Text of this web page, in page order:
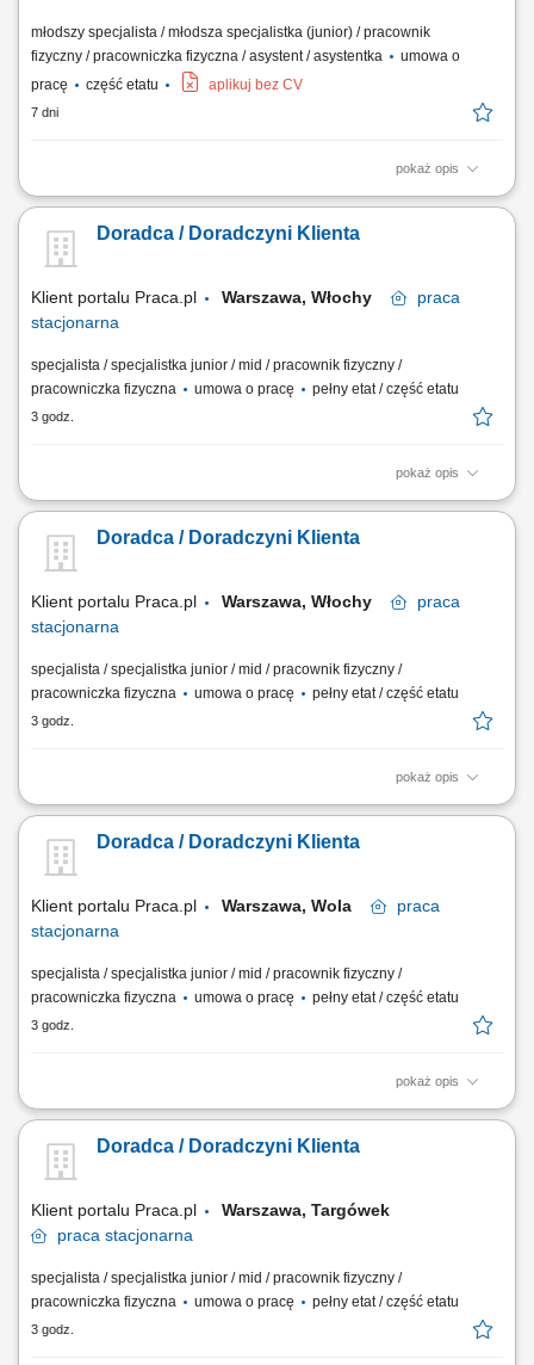
młodszy specjalista / młodsza specjalistka (junior) / pracownik
fizyczny / pracowniczka fizyczna / asystent / asystentka
umowa o
pracę
część etatu aplikuj bez CV
7 dni
pokaż opis
Opis stanowiska Obsługa klientów zgodnie z obowiązującymi
transakcji sprzedażowych przy użyciu kasy fiskalnej oraz obsługa
zwrotów i reklamacji. Pomoc klientom podczas korzystania z kas
Doradca / Doradczyni Klienta
Klient portalu Praca.pl Warszawa, Włochy
praca
stacjonarna
specjalista / specjalistka junior / mid / pracownik fizyczny /
pracowniczka fizyczna
umowa o pracę pełny etat / część etatu
3 godz.
pokaż opis
Dbanie o prawidłowe wyeksponowanie asortymentu, estetykę strefy
oznaczeń cenowych, prowadzenie przecen oraz kontrola terminowości i
jakości produktów. Pomoc klientom w odnajdywaniu poszukiwanych
Doradca / Doradczyni Klienta
Klient portalu Praca.pl Warszawa, Włochy
praca
stacjonarna
specjalista / specjalistka junior / mid / pracownik fizyczny /
pracowniczka fizyczna
umowa o pracę pełny etat / część etatu
3 godz.
pokaż opis
Dbanie o prawidłowe wyeksponowanie asortymentu, estetykę strefy
oznaczeń cenowych, prowadzenie przecen oraz kontrola terminowości i
jakości produktów. Pomoc klientom w odnajdywaniu poszukiwanych
Doradca / Doradczyni Klienta
Klient portalu Praca.pl Warszawa, Wola
praca
stacjonarna
specjalista / specjalistka junior / mid / pracownik fizyczny /
pracowniczka fizyczna
umowa o pracę pełny etat / część etatu
3 godz.
pokaż opis
Dbanie o prawidłowe wyeksponowanie asortymentu, estetykę strefy
oznaczeń cenowych, prowadzenie przecen oraz kontrola terminowości i
jakości produktów. Pomoc klientom w odnajdywaniu poszukiwanych
Doradca / Doradczyni Klienta
Klient portalu Praca.pl
Warszawa, Targówek
praca stacjonarna
specjalista / specjalistka junior / mid / pracownik fizyczny /
pracowniczka fizyczna
umowa o pracę pełny etat / część etatu
3 godz.